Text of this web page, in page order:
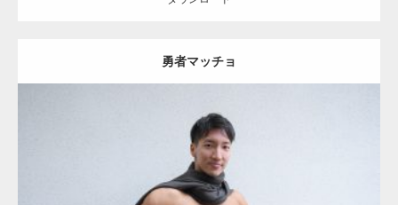
勇者マッチョ
Update:2021.07.8
公園のマッチョ その他 AKIHITO(細マッチョ)